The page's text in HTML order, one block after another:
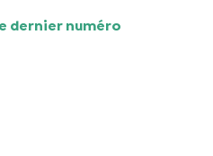
dernier numéro